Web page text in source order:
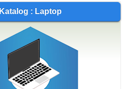
Katalog : Laptop